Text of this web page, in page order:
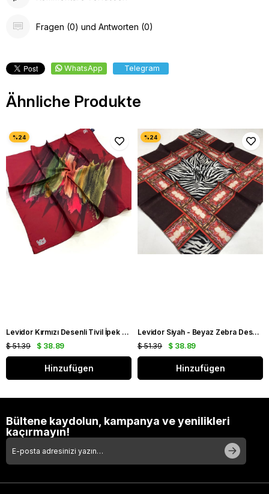
Fragen (0) und Antworten (0)
WhatsApp Telegram
Ähnliche Produkte
Levidor Kırmızı Desenli Tivil İpek Eşarp 19086
$ 38.89
$ 51.39
Hinzufügen
Levidor Siyah - Beyaz Zebra Desen Tivil İpek Eşarp 20808
$ 38.89
$ 51.39
Hinzufügen
Bültene kaydolun, kampanya ve yenilikleri
kaçırmayın!